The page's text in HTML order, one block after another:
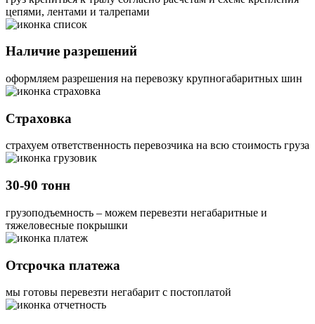
цепями, лентами и талрепами
Наличие разрешений
оформляем разрешения на перевозку крупногабаритных шин
Страховка
страхуем ответственность перевозчика на всю стоимость груза
30-90 тонн
грузоподъемность – можем перевезти негабаритные и
тяжеловесные покрышки
Отсрочка платежа
мы готовы перевезти негабарит с постоплатой